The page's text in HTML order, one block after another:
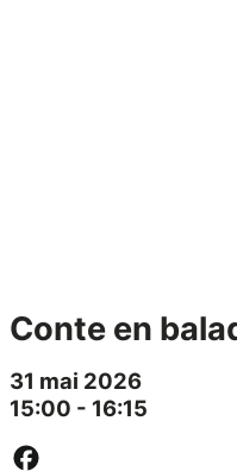
Conte en
31 mai 2026
15:00 - 16:15